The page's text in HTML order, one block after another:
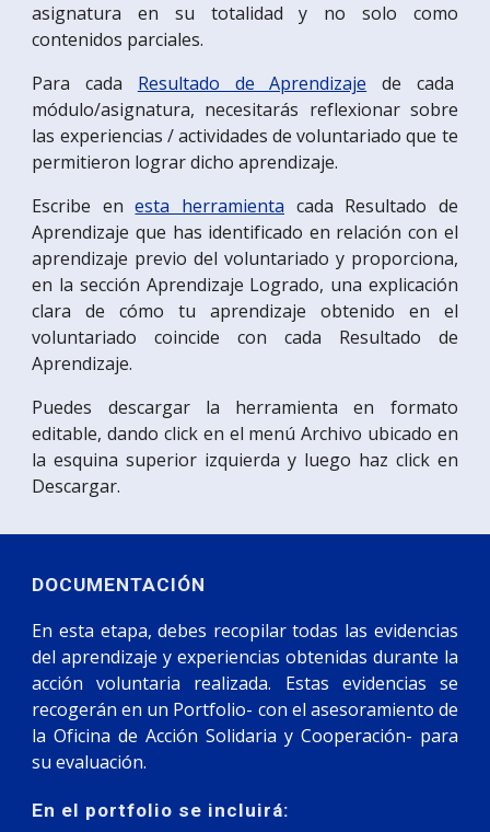
asignatura en su totalidad y no solo como
contenidos parciales.
Para cada Resultado de Aprendizaje de cada
módulo/asignatura, necesitarás reflexionar sobre
las experiencias / actividades de voluntariado que te
permitieron lograr dicho aprendizaje.
Escribe enesta herramienta cada Resultado de
Aprendizaje que has identificado en relación con el
aprendizaje previo del voluntariado y proporciona,
en la sección Aprendizaje Logrado, una explicación
clara de cómo tu aprendizaje obtenido en el
voluntariado coincide con cada Resultado de
Aprendizaje.
Puedes descargar la herramienta en formato
editable, dando click en el menú Archivo ubicado en
la esquina superior izquierda y luego haz click en
Descargar.
DOCUMENTACIÓN
En esta etapa, debes recopilar todas las evidencias
del aprendizaje y experiencias obtenidas durante la
acción voluntaria realizada. Estas evidencias se
recogerán en un Portfolio- con el asesoramiento de
la Oficina de Acción Solidaria y Cooperación- para
su evaluación.
En el portfolio se incluirá: